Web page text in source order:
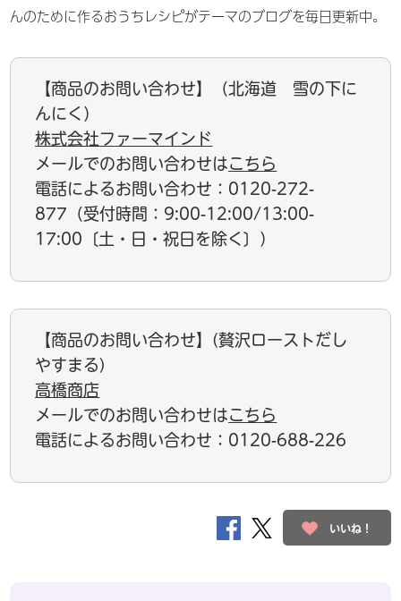
んのために作るおうちレシピがテーマのブログを毎日更新中。
【商品のお問い合わせ】（北海道 雪の下に
んにく）
株式会社ファーマインド
メールでのお問い合わせはこちら
電話によるお問い合わせ：0120-272-
877（受付時間：9:00-12:00/13:00-
17:00〔土・日・祝日を除く〕）
【商品のお問い合わせ】(贅沢ローストだし
やすまる)
高橋商店
メールでのお問い合わせはこちら
電話によるお問い合わせ：0120-688-226
いいね！